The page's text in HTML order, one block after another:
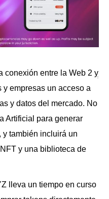
conexión entre la Web 2 y
y empresas un acceso a
y datos del mercado. No
Artificial para generar
y también incluirá un
y una biblioteca de
lleva un tiempo en curso